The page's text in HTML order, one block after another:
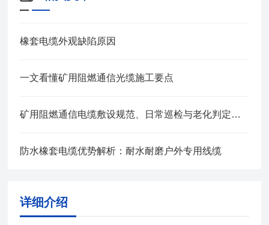
橡套电缆外观缺陷原因
一文看懂矿用阻燃通信光缆施工要点
矿用阻燃通信电缆敷设规范、日常巡检与老化判定方法
防水橡套电缆优势解析：耐水耐磨户外专用线缆
详细介绍